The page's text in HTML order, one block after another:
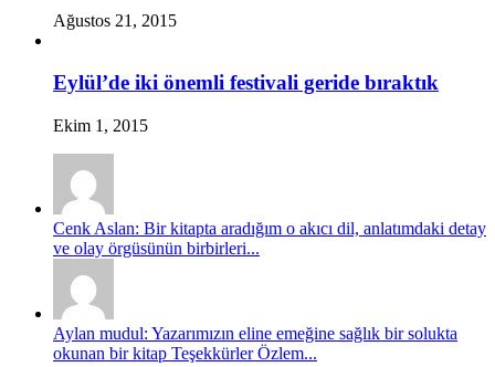
Ağustos 21, 2015
Eylül’de iki önemli festivali geride bıraktık
Ekim 1, 2015
Cenk Aslan: Bir kitapta aradığım o akıcı dil, anlatımdaki detay
ve olay örgüsünün birbirleri...
Aylan mudul: Yazarımızın eline emeğine sağlık bir solukta
okunan bir kitap Teşekkürler Özlem...